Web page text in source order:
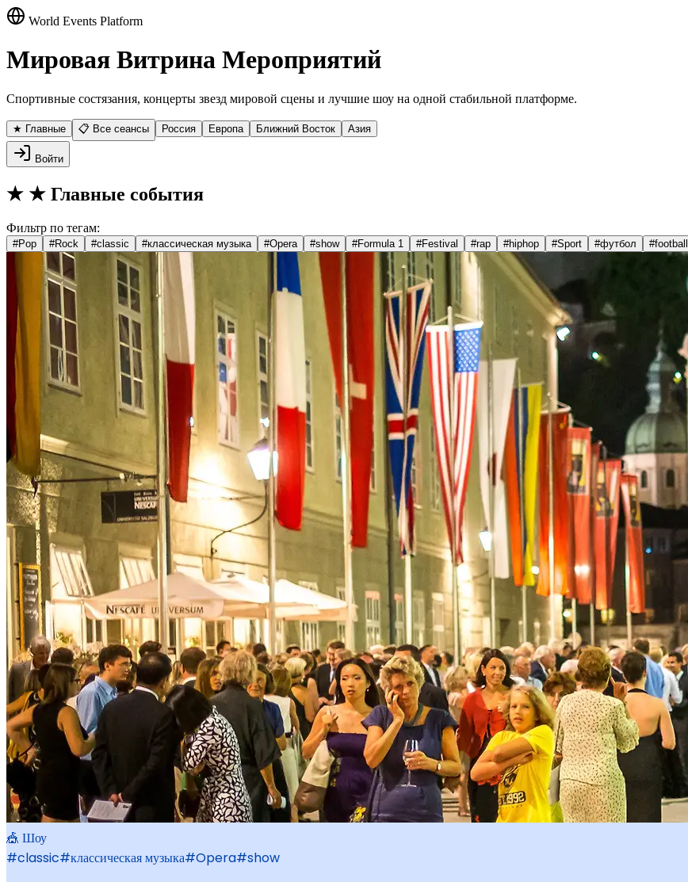
World Events Platform
Мировая Витрина Мероприятий
Спортивные состязания, концерты звезд мировой сцены и лучшие шоу на одной стабильной платформе.
★ Главные 📋 Все сеансы Россия Европа Ближний Восток Азия
Войти
★ ★ Главные события
Фильтр по тегам:
#Pop #Rock #classic #классическая музыка #Opera #show #Formula 1 #Festival #rap #hiphop #Sport #футбол #football
🎪 Шоу
#classic#классическая музыка#Opera#show